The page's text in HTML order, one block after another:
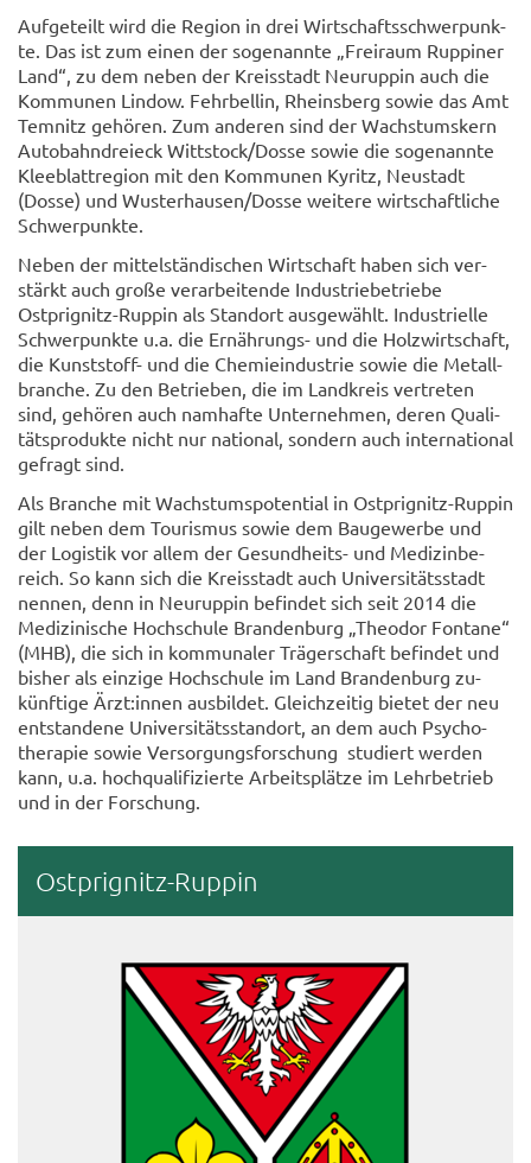
Auf­ge­teilt wird die Re­gi­on in drei Wirt­schafts­schwer­punk­
te. Das ist zum einen der so­ge­nann­te „Frei­raum Rup­pi­ner
Land“, zu dem neben der Kreis­stadt Neu­rup­pin auch die
Kom­mu­nen Lin­dow. Fehr­bel­lin, Rheins­berg sowie das Amt
Tem­nitz ge­hö­ren. Zum an­de­ren sind der Wachs­tums­kern
Au­to­bahn­drei­eck Witt­stock/Dosse sowie die so­ge­nann­te
Klee­blatt­re­gi­on mit den Kom­mu­nen Ky­ritz, Neu­stadt
(Dosse) und Wus­ter­hau­sen/Dosse wei­te­re wirt­schaft­li­che
Schwer­punk­te.
Neben der mit­tel­stän­di­schen Wirt­schaft haben sich ver­
stärkt auch große ver­ar­bei­ten­de In­dus­trie­be­trie­be
Ostprignitz-​Ruppin als Stand­ort aus­ge­wählt. In­dus­tri­el­le
Schwer­punk­te u.a. die Ernährungs-​ und die Holz­wirt­schaft,
die Kunststoff-​ und die Che­mie­in­dus­trie sowie die Me­tall­
bran­che. Zu den Be­trie­ben, die im Land­kreis ver­tre­ten
sind, ge­hö­ren auch nam­haf­te Un­ter­neh­men, deren Qua­li­
täts­pro­duk­te nicht nur na­tio­nal, son­dern auch in­ter­na­tio­nal
ge­fragt sind.
Als Bran­che mit Wachs­tums­po­ten­ti­al in Ostprignitz-​Ruppin
gilt neben dem Tou­ris­mus sowie dem Bau­ge­wer­be und
der Lo­gis­tik vor allem der Gesundheits-​ und Me­di­zin­be­
reich. So kann sich die Kreis­stadt auch Uni­ver­si­täts­stadt
nen­nen, denn in Neu­rup­pin be­fin­det sich seit 2014 die
Me­di­zi­ni­sche Hoch­schu­le Bran­den­burg „Theo­dor Fon­ta­ne“
(MHB), die sich in kom­mu­na­ler Trä­ger­schaft be­fin­det und
bis­her als ein­zi­ge Hoch­schu­le im Land Bran­den­burg zu­
künf­ti­ge Ärzt:innen aus­bil­det. Gleich­zei­tig bie­tet der neu
ent­stan­de­ne Uni­ver­si­täts­stand­ort, an dem auch Psy­cho­
the­ra­pie sowie Ver­sor­gungs­for­schung stu­diert wer­den
kann, u.a. hoch­qua­li­fi­zier­te Ar­beits­plät­ze im Lehr­be­trieb
und in der For­schung.
Ostprignitz-​Ruppin